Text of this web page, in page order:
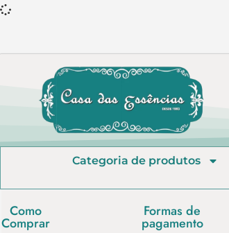
Categoria de produtos
Como
Comprar
Formas de
pagamento